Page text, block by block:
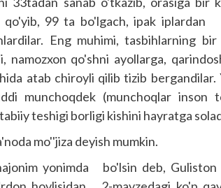
qo'yib, 99 ta bo'lgach, ipak iplardan
Eng muhimi, tasbihlarning
namozxon qo'shni ayollarga,
atab chiroyli qilib tizib bergandilar.
munchoqdek (munchoqlar inson
teshigi borligi kishini hayratga
mo''jiza deyish mumkin.
yonimda bo'lsin deb, Guliston